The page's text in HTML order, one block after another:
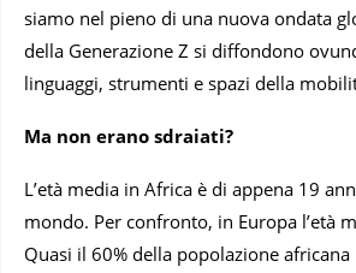
siamo nel pieno di una nuova ondata
della Generazione Z si diffondono
linguaggi, strumenti e spazi della
Ma non erano sdraiati?
L’età media in Africa è di appena 19
mondo. Per confronto, in Europa l’età
Quasi il 60% della popolazione